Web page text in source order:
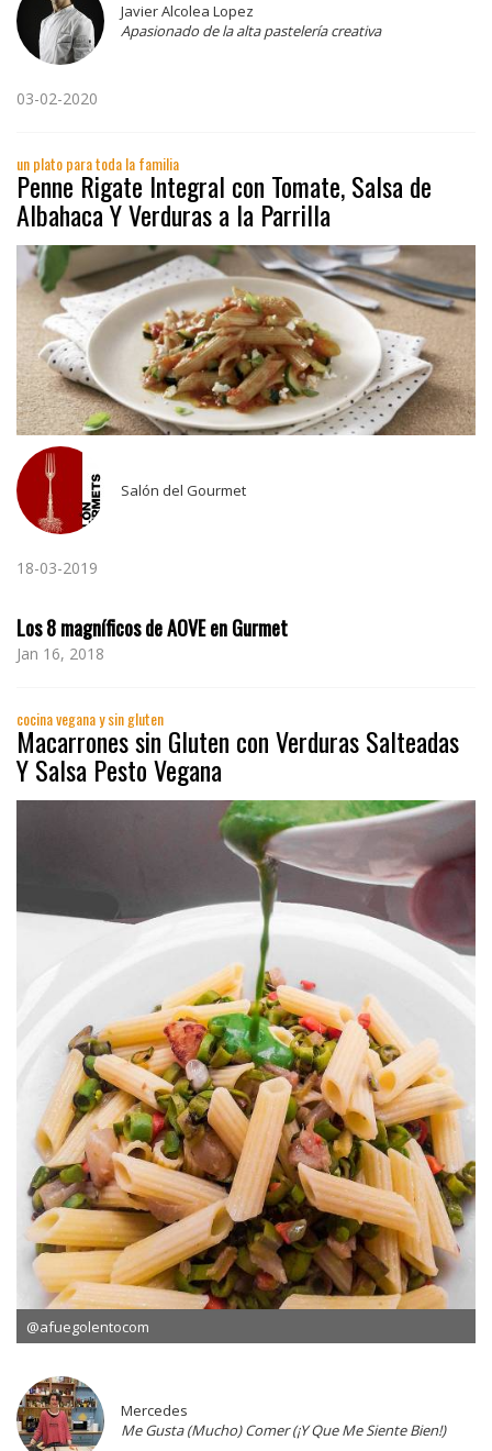
Javier Alcolea Lopez
Apasionado de la alta pastelería creativa
03-02-2020
un plato para toda la familia
Penne Rigate Integral con Tomate, Salsa de
Albahaca Y Verduras a la Parrilla
Salón del Gourmet
18-03-2019
Los 8 magníficos de AOVE en Gurmet
Jan 16, 2018
cocina vegana y sin gluten
Macarrones sin Gluten con Verduras Salteadas
Y Salsa Pesto Vegana
@afuegolentocom
Mercedes
Me Gusta (Mucho) Comer (¡Y Que Me Siente Bien!)